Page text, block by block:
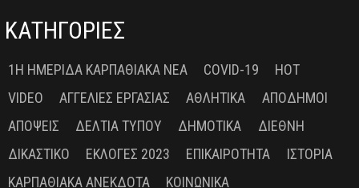
ΚΑΤΗΓΟΡΙΕΣ
1Η ΗΜΕΡΊΔΑ ΚΑΡΠΑΘΙΑΚΆ ΝΈΑ COVID-19
HOT
VIDEO
ΑΓΓΕΛΊΕΣ ΕΡΓΑΣΊΑΣ ΑΘΛΗΤΙΚΆ
ΑΠΌΔΗΜΟΙ
ΑΠΌΨΕΙΣ
ΔΕΛΤΊΑ ΤΎΠΟΥ ΔΗΜΟΤΙΚΆ
ΔΙΕΘΝΉ
ΔΙΚΑΣΤΙΚΌ
ΕΚΛΟΓΈΣ 2023 ΕΠΙΚΑΙΡΌΤΗΤΑ
ΙΣΤΟΡΊΑ
ΚΑΡΠΑΘΙΑΚΆ ΑΝΈΚΔΟΤΑ
ΚΟΙΝΩΝΙΚΆ